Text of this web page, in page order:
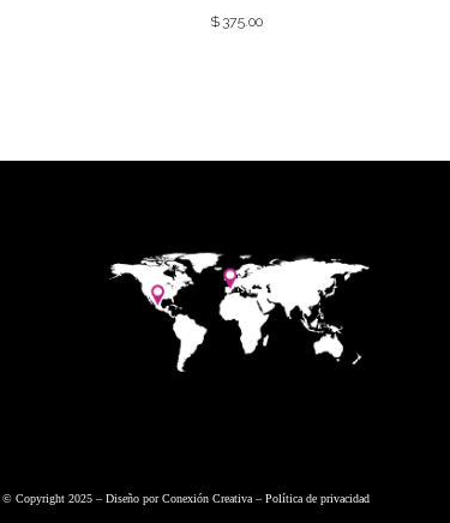
$ 375.00
© Copyright 2025 – Diseño porConexión Creativa– Política de privacidad